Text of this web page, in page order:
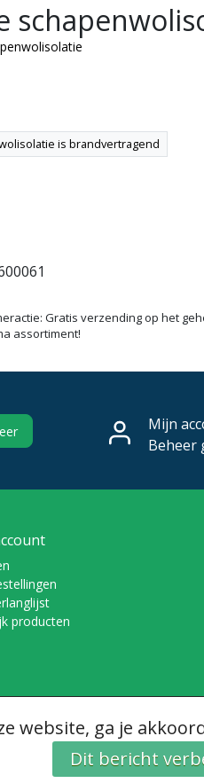
is brandvertragend
Isolena is
Bekijken
Isolena
Vergelijk
Gratis verzending op het
assortiment!
Mijn
Beheer
producten
website, ga je
Dit bericht